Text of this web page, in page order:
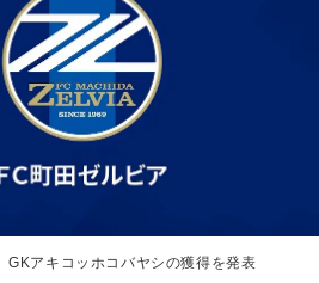
GKアキコッホコバヤシの獲得を発表